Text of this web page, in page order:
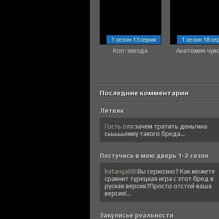
Коп-звезда
1 сезон 13 серия
Анатомия
1 сезон 18
Последние комментарии
Литвяк
Гость оля:зачем тратить деньгина
сьььььемку такого бреда...
Постучись в мою дверь 1-2 сезон
hatanga68:Вы сериозно? Как можете
сравнит турецкая игра с этот бред в
руская версия?Просто отстой ваша
версия!...
Закулисье реальности